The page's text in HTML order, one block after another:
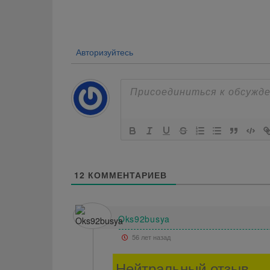
Авторизуйтесь
12 КОММЕНТАРИЕВ
Oks92busya
56 лет назад